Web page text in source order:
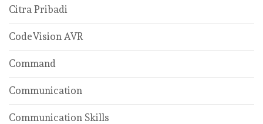
Citra Pribadi
CodeVision AVR
Command
Communication
Communication Skills